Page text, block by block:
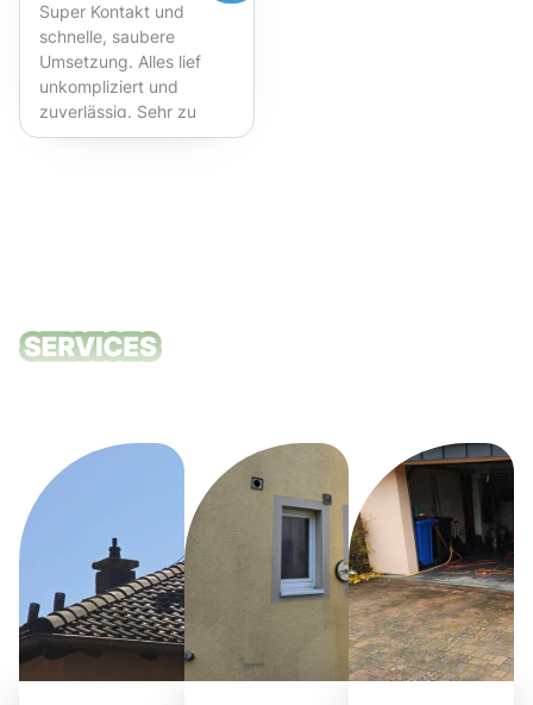
Super Kontakt und
schnelle, saubere
Umsetzung. Alles lief
unkompliziert und
zuverlässig. Sehr zu
empfehlen!